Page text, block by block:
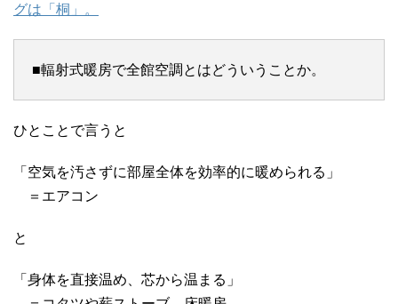
グは「桐」。
■輻射式暖房で全館空調とはどういうことか。
ひとことで言うと
「空気を汚さずに部屋全体を効率的に暖められる」
＝エアコン
と
「身体を直接温め、芯から温まる」